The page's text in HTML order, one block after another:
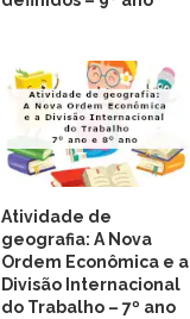
Atividade de
geografia: A Nova
Ordem Econômica e a
Divisão Internacional
do Trabalho – 7º ano